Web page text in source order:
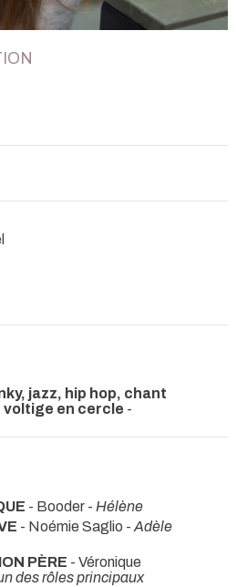
jazz, hip hop, chant
en cercle -
- Booder - Hélène
- Noémie Saglio - Adèle
PÈRE - Véronique
des rôles principaux